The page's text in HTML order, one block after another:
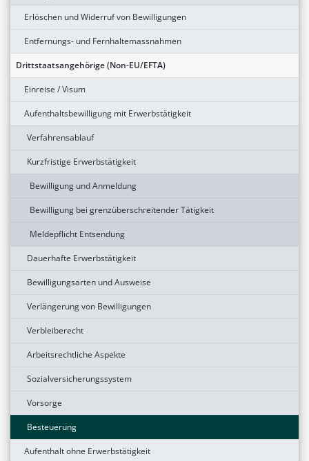
Erlöschen und Widerruf von Bewilligungen
Entfernungs- und Fernhaltemassnahmen
Drittstaatsangehörige (Non-EU/EFTA)
Einreise / Visum
Aufenthaltsbewilligung mit Erwerbstätigkeit
Verfahrensablauf
Kurzfristige Erwerbstätigkeit
Bewilligung und Anmeldung
Bewilligung bei grenzüberschreitender Tätigkeit
Meldepflicht Entsendung
Dauerhafte Erwerbstätigkeit
Bewilligungsarten und Ausweise
Verlängerung von Bewilligungen
Verbleiberecht
Arbeitsrechtliche Aspekte
Sozialversicherungssystem
Vorsorge
Besteuerung
Aufenthalt ohne Erwerbstätigkeit